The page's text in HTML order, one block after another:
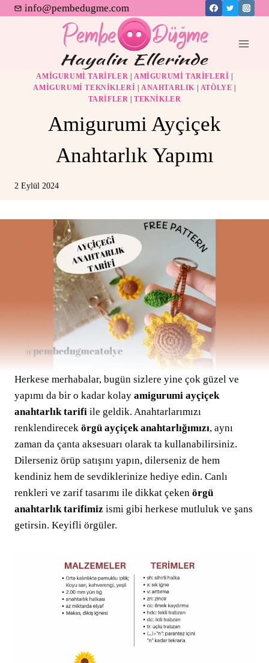
Skip info@pembedugme.com
AMIGURUMI TARIFLER AMIGURUMI TARIFLERI
AMIGURUMI TEKNIKLERI |ANAHTARLIK ATÖLYE
TARIFLER |TEKNIKLER
Amigurumi Ayçiçek
Anahtarlık Yapımı
2 Eylül 2024
Herkese merhabalar, bugün sizlere yine çok güzel ve
yapımı da bir o kadar kolay amigurumi ayçiçek
anahtarlık tarifi ile geldik. Anahtarlarımızı
renklendirecek örgü ayçiçek anahtarlığımızı, aynı
zaman da çanta aksesuarı olarak ta kullanabilirsiniz.
Dilerseniz örüp satışını yapın, dilerseniz de hem
kendiniz hem de sevdiklerinize hediye edin. Canlı
renkleri ve zarif tasarımı ile dikkat çeken örgü
anahtarlık tarifimiz ismi gibi herkese mutluluk ve şans
getirsin. Keyifli örgüler.